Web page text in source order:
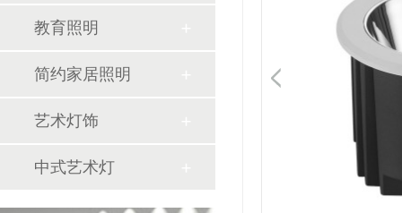
教育照明
简约家居照明
艺术灯饰
中式艺术灯